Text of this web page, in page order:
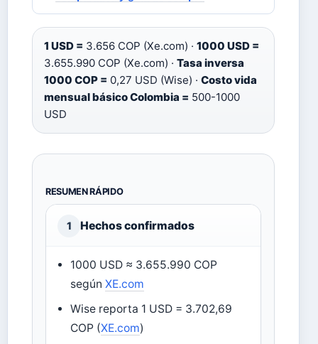
1 USD = 3.656 COP (Xe.com) · 1000 USD =
3.655.990 COP (Xe.com) · Tasa inversa
1000 COP = 0,27 USD (Wise) · Costo vida
mensual básico Colombia = 500-1000
USD
RESUMEN RÁPIDO
1 Hechos confirmados
1000 USD ≈ 3.655.990 COP
segúnXE.com
Wise reporta 1 USD = 3.702,69
COP (XE.com)